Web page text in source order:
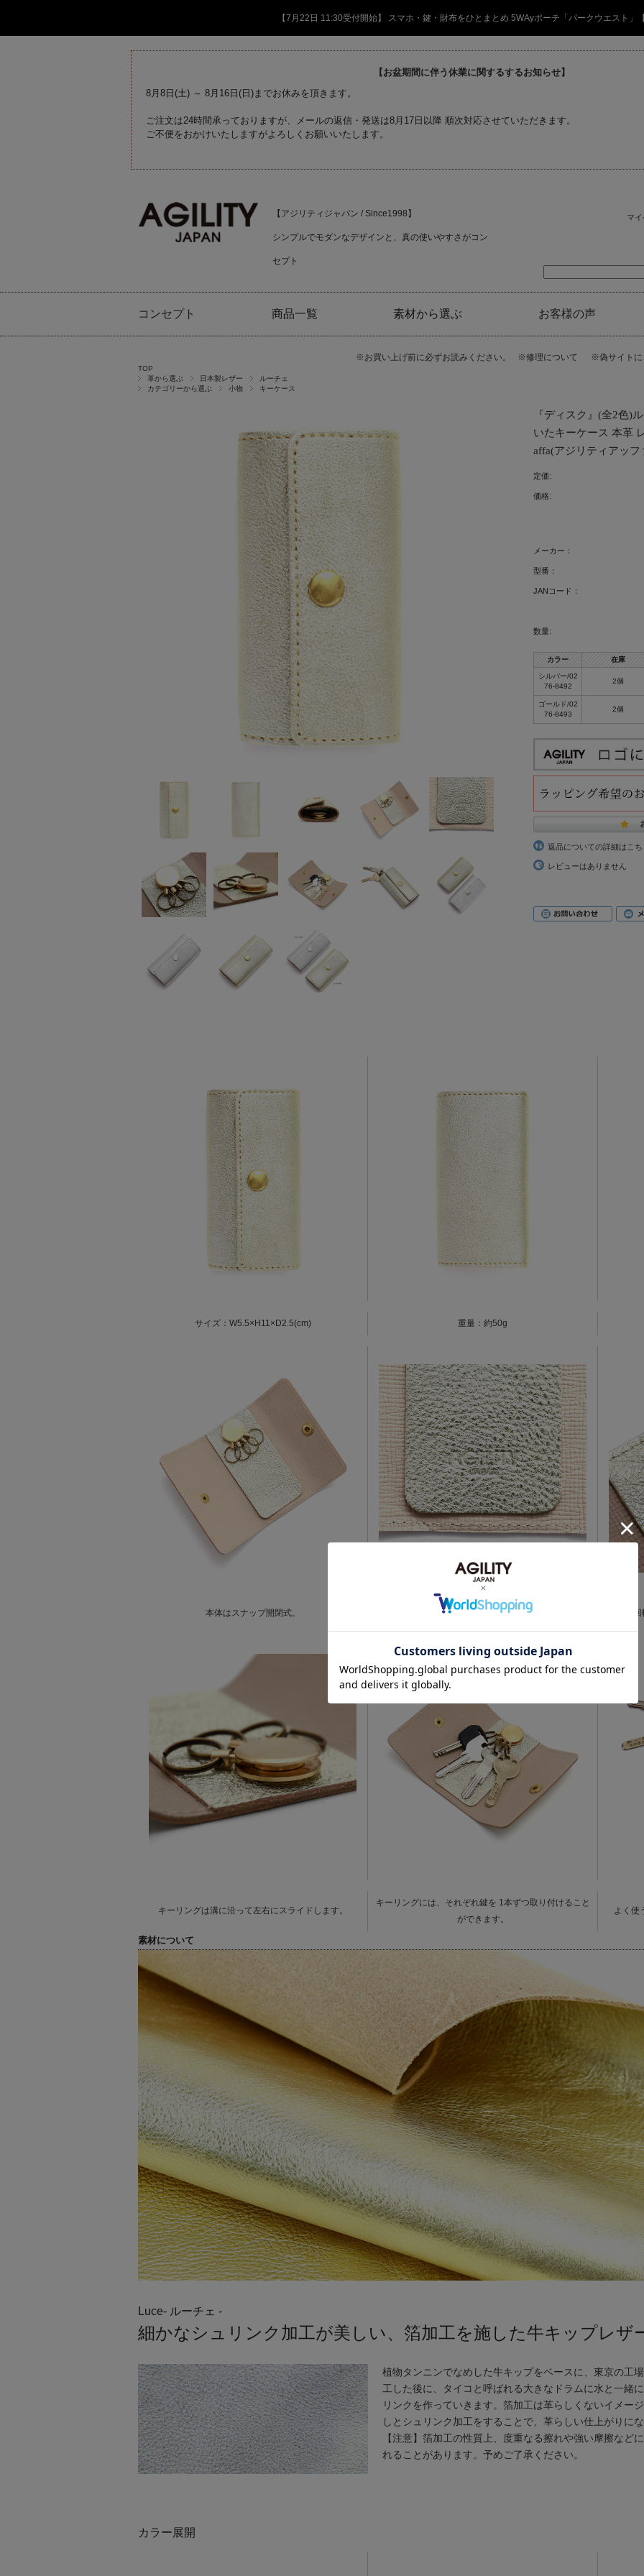
【7月22日 11:30受付開始】 スマホ・鍵・財布をひとまとめ 5WAyポーチ「パークウエスト」
【お盆期間に伴う休業に関するするお知らせ】
8月8日(土) ～ 8月16日(日)までお休みを頂きます。
ご注文は24時間承っておりますが、メールの返信・発送は8月17日以降 順次対応させていただきます。
ご不便をおかけいたしますがよろしくお願いいたします。
【アジリティジャパン / Since1998】
シンプルでモダンなデザインと、真の使いやすさがコン
セプト
マ
コンセプト 商品一覧 素材から選ぶ お客様の声
※お買い上げ前に必ずお読みください。 ※修理について ※偽サイト
TOP
革から選ぶ
日本製レザー
ルーチェ
カテゴリーから選ぶ
小物 キーケース
『ディスク』(全2色)
いたキーケース 本革
affa(アジリティアッフ
定価:
価格:
メーカー：
型番：
JANコード：
数量:
カラー 在庫
シルバー/02
76-8492
2個
ゴールド/02
76-8493
2個
返品についての詳細はこち
レビューはありません
サイズ：W5.5×H11×D2.5(cm) 重量：約50g
本体はスナップ開閉式。 AGILITYの刻印付き。
キーリングは溝に沿って左右にスライドします。
キーリングには、それぞれ鍵を 1本ずつ取り付けること
ができます。
よく使
素材について
Luce- ルーチェ -
細かなシュリンク加工が美しい、箔加工を施した牛キップレザ
植物タンニンでなめした牛キップをベースに、東京の工
工した後に、タイコと呼ばれる大きなドラムに水と一緒
リンクを作っていきます。箔加工は革らしくないイメー
しとシュリンク加工をすることで、革らしい仕上がりに
【注意】箔加工の性質上、度重なる擦れや強い摩擦など
れることがあります。予めご了承ください。
カラー展開